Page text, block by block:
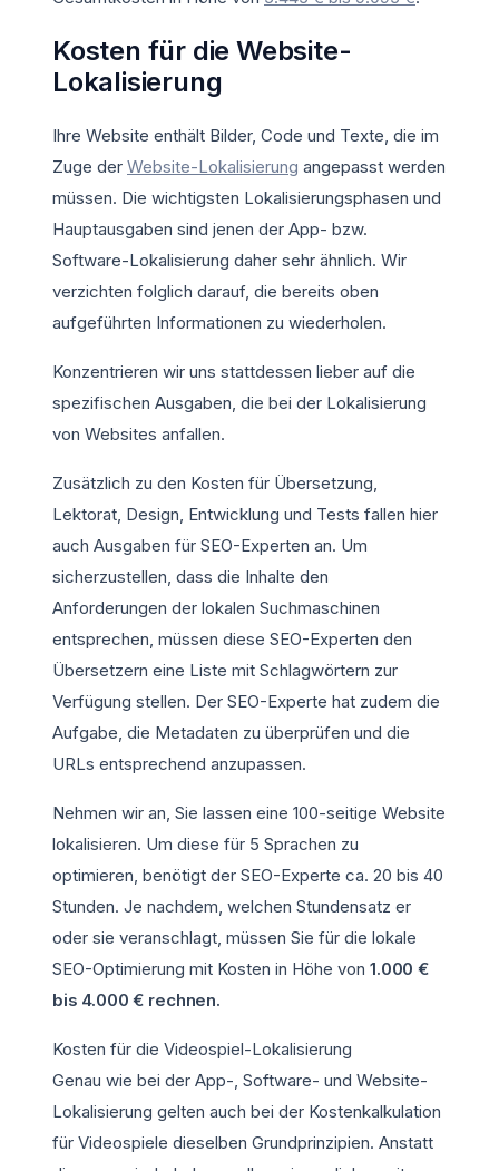
Kosten für die Website-
Lokalisierung
Ihre Website enthält Bilder, Code und Texte, die im
Zuge der Website-Lokalisierung angepasst werden
müssen. Die wichtigsten Lokalisierungsphasen und
Hauptausgaben sind jenen der App- bzw.
Software-Lokalisierung daher sehr ähnlich. Wir
verzichten folglich darauf, die bereits oben
aufgeführten Informationen zu wiederholen.
Konzentrieren wir uns stattdessen lieber auf die
spezifischen Ausgaben, die bei der Lokalisierung
von Websites anfallen.
Zusätzlich zu den Kosten für Übersetzung,
Lektorat, Design, Entwicklung und Tests fallen hier
auch Ausgaben für SEO-Experten an. Um
sicherzustellen, dass die Inhalte den
Anforderungen der lokalen Suchmaschinen
entsprechen, müssen diese SEO-Experten den
Übersetzern eine Liste mit Schlagwörtern zur
Verfügung stellen. Der SEO-Experte hat zudem die
Aufgabe, die Metadaten zu überprüfen und die
URLs entsprechend anzupassen.
Nehmen wir an, Sie lassen eine 100-seitige Website
lokalisieren. Um diese für 5 Sprachen zu
optimieren, benötigt der SEO-Experte ca. 20 bis 40
Stunden. Je nachdem, welchen Stundensatz er
oder sie veranschlagt, müssen Sie für die lokale
SEO-Optimierung mit Kosten in Höhe von 1.000 €
bis 4.000 € rechnen.
Kosten für die Videospiel-Lokalisierung
Genau wie bei der App-, Software- und Website-
Lokalisierung gelten auch bei der Kostenkalkulation
für Videospiele dieselben Grundprinzipien. Anstatt